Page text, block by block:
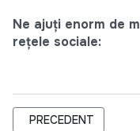
Ne ajuți enorm de
rețele sociale:
ARTICOL
PRECEDENT